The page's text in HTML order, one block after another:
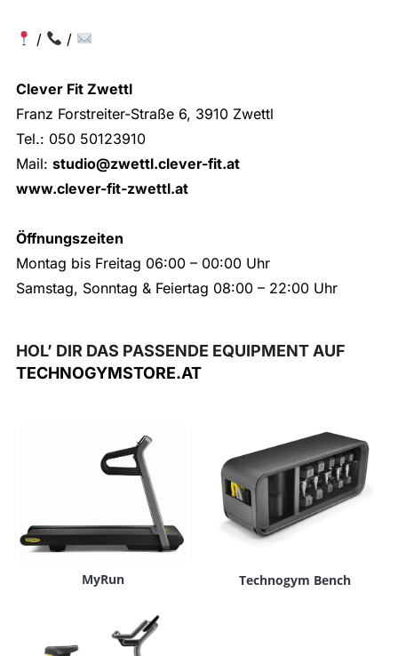
/ /
Clever Fit Zwettl
Franz Forstreiter-Straße 6, 3910 Zwettl
Tel.: 050 50123910
Mail: studio@zwettl.clever-fit.at
www.clever-fit-zwettl.at
Öffnungszeiten
Montag bis Freitag 06:00 – 00:00 Uhr
Samstag, Sonntag & Feiertag 08:00 – 22:00 Uhr
HOL’ DIR DAS PASSENDE EQUIPMENT AUF
TECHNOGYMSTORE.AT
MyRun Technogym Bench